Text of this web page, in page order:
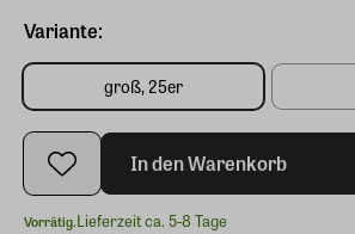
Variante:
groß, 25er
In den Warenkorb
Vorrätig.Lieferzeit ca. 5-8 Tage